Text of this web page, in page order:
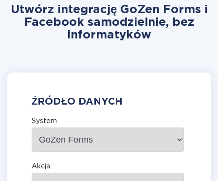
Utwórz integrację GoZen Forms i
Facebook samodzielnie, bez
informatyków
ŹRÓDŁO DANYCH
System
Akcja